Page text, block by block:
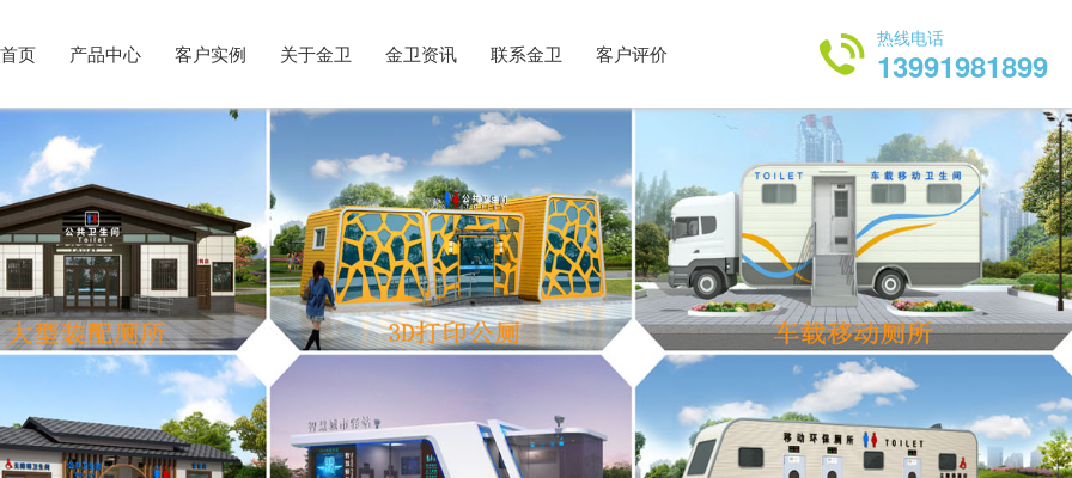
首页 产品中心 客户实例 关于金卫 金卫资讯 联系金卫 客户评价
热线电话
13991981899